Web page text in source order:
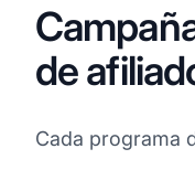
de
Cada programa